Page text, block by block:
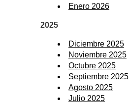
Enero 2026
2025
Diciembre 2025
Noviembre 2025
Octubre 2025
Septiembre 2025
Agosto 2025
Julio 2025